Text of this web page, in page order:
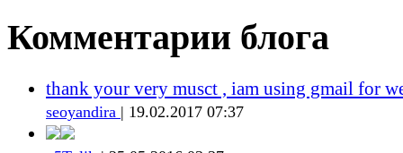
Комментарии блога
thank your very musct , iam using gmail for
seoyandira | 19.02.2017 07:37